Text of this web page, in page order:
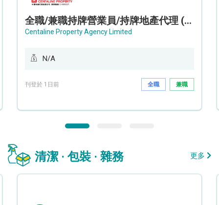
全職/兼職持牌營業員/持牌地產代理 (長沙灣/將軍澳/油塘)
Centaline Property Agency Limited
N/A
刊登於 1日前 全職 兼職
清潔 · 包裝 · 雜務 更多